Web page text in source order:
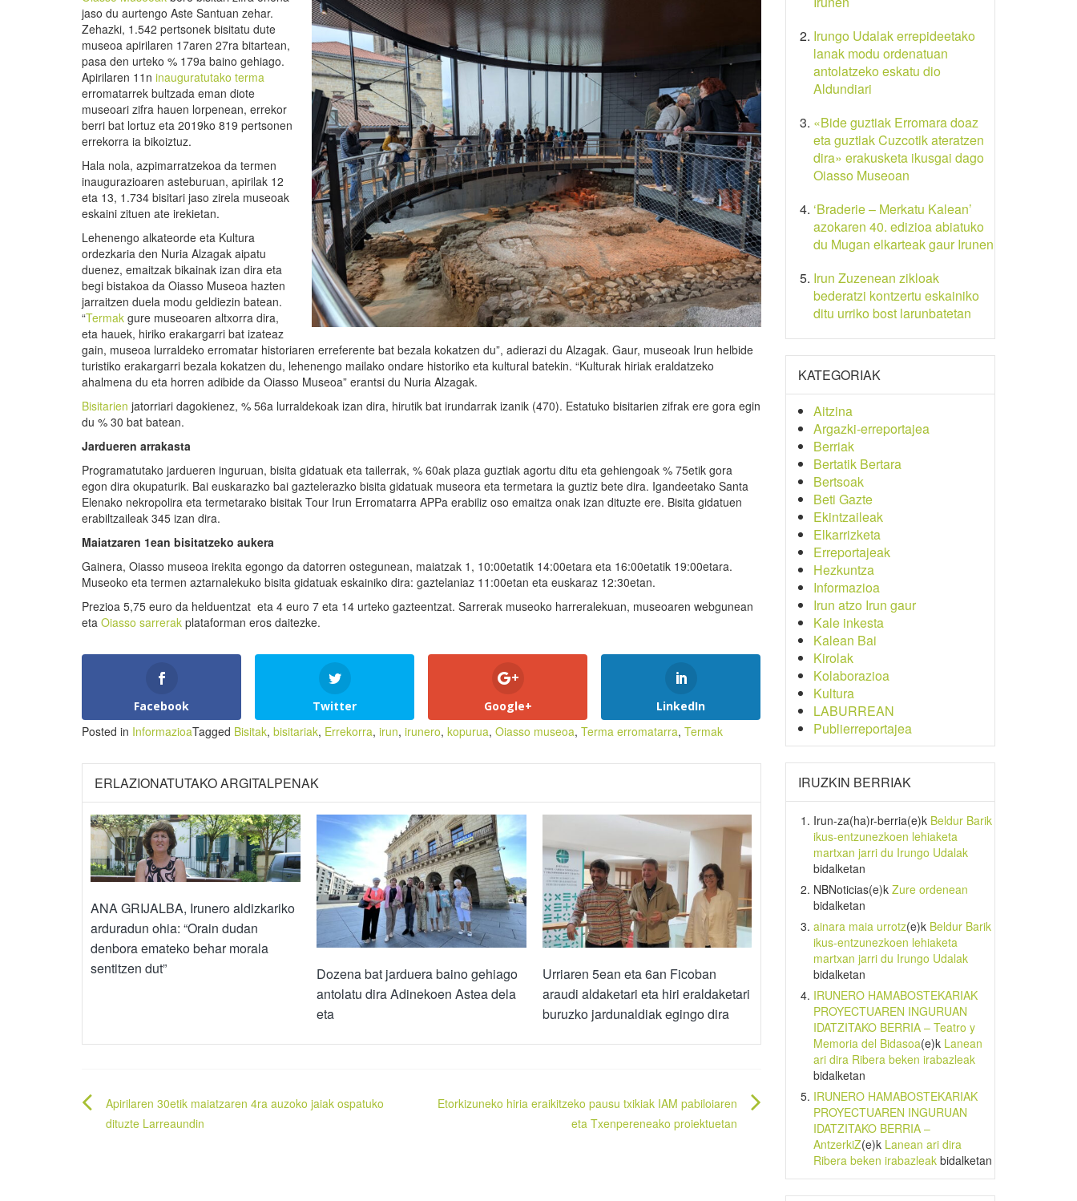
jaso du aurtengo Aste Santuan zehar.
Zehazki, 1.542 pertsonek bisitatu dute
museoa apirilaren 17aren 27ra bitartean,
pasa den urteko % 179a baino gehiago.
Apirilaren 11n inauguratutako terma
erromatarrek bultzada eman diote
museoari zifra hauen lorpenean, errekor
berri bat lortuz eta 2019ko 819 pertsonen
errekorra ia bikoiztuz.
Hala nola, azpimarratzekoa da termen
inaugurazioaren asteburuan, apirilak 12
eta 13, 1.734 bisitari jaso zirela museoak
eskaini zituen ate irekietan.
Lehenengo alkateorde eta Kultura
ordezkaria den Nuria Alzagak aipatu
duenez, emaitzak bikainak izan dira eta
begi bistakoa da Oiasso Museoa hazten
jarraitzen duela modu geldiezin batean.
“Termak gure museoaren altxorra dira,
eta hauek, hiriko erakargarri bat izateaz
gain, museoa lurraldeko erromatar historiaren erreferente bat bezala kokatzen du”, adierazi du Alzagak. Gaur, museoak Irun helbide
turistiko erakargarri bezala kokatzen du, lehenengo mailako ondare historiko eta kultural batekin. “Kulturak hiriak eraldatzeko
ahalmena du eta horren adibide da Oiasso Museoa” erantsi du Nuria Alzagak.
Bisitarien jatorriari dagokienez, % 56a lurraldekoak izan dira, hirutik bat irundarrak izanik (470). Estatuko bisitarien zifrak ere gora egin
du % 30 bat batean.
Jardueren arrakasta
Programatutako jardueren inguruan, bisita gidatuak eta tailerrak, % 60ak plaza guztiak agortu ditu eta gehiengoak % 75etik gora
egon dira okupaturik. Bai euskarazko bai gaztelerazko bisita gidatuak museora eta termetara ia guztiz bete dira. Igandeetako Santa
Elenako nekropolira eta termetarako bisitak Tour Irun Erromatarra APPa erabiliz oso emaitza onak izan dituzte ere. Bisita gidatuen
erabiltzaileak 345 izan dira.
Maiatzaren 1ean bisitatzeko aukera
Gainera, Oiasso museoa irekita egongo da datorren ostegunean, maiatzak 1, 10:00etatik 14:00etara eta 16:00etatik 19:00etara.
Museoko eta termen aztarnalekuko bisita gidatuak eskainiko dira: gaztelaniaz 11:00etan eta euskaraz 12:30etan.
Prezioa 5,75 euro da helduentzat eta 4 euro 7 eta 14 urteko gazteentzat. Sarrerak museoko harreralekuan, museoaren webgunean
eta Oiasso sarrerak plataforman eros daitezke.
Facebook Twitter Google+ LinkedIn
Posted in InformazioaTagged Bisitak, bisitariak, Errekorra, irun, irunero, kopurua, Oiasso museoa, Terma erromatarra, Termak
ERLAZIONATUTAKO ARGITALPENAK
ANA GRIJALBA, Irunero aldizkariko
arduradun ohia: “Orain dudan
denbora emateko behar morala
sentitzen dut”
Dozena bat jarduera baino gehiago
antolatu dira Adinekoen Astea dela
eta
Urriaren 5ean eta 6an Ficoban
araudi aldaketari eta hiri eraldaketari
buruzko jardunaldiak egingo dira
Bidalketetan
zehar
Apirilaren 30etik maiatzaren 4ra auzoko jaiak ospatuko
dituzte Larreaundin
Etorkizuneko hiria eraikitzeko pausu txikiak IAM pabiloiaren
eta Txenpereneako proiektuetan
Irungo Udalak errepideetako
lanak modu ordenatuan
antolatzeko eskatu dio
Aldundiari
«Bide guztiak Erromara doaz
eta guztiak Cuzcotik ateratzen
dira» erakusketa ikusgai dago
Oiasso Museoan
‘Braderie – Merkatu Kalean’
azokaren 40. edizioa abiatuko
du Mugan elkarteak gaur Irunen
Irun Zuzenean zikloak
bederatzi kontzertu eskainiko
ditu urriko bost larunbatetan
KATEGORIAK
Aitzina
Argazki-erreportajea
Berriak
Bertatik Bertara
Bertsoak
Beti Gazte
Ekintzaileak
Elkarrizketa
Erreportajeak
Hezkuntza
Informazioa
Irun atzo Irun gaur
Kale inkesta
Kalean Bai
Kirolak
Kolaborazioa
Kultura
LABURREAN
Publierreportajea
IRUZKIN BERRIAK
Irun-za(ha)r-berria(e)k Beldur Barik
ikus-entzunezkoen lehiaketa
martxan jarri du Irungo Udalak
bidalketan
NBNoticias(e)k Zure ordenean
bidalketan
ainara maia urrotz(e)k Beldur Barik
ikus-entzunezkoen lehiaketa
martxan jarri du Irungo Udalak
bidalketan
IRUNERO HAMABOSTEKARIAK
PROYECTUAREN INGURUAN
IDATZITAKO BERRIA – Teatro y
Memoria del Bidasoa(e)k Lanean
ari dira Ribera beken irabazleak
bidalketan
IRUNERO HAMABOSTEKARIAK
PROYECTUAREN INGURUAN
IDATZITAKO BERRIA –
AntzerkiZ(e)k Lanean ari dira
Ribera beken irabazleakbidalketan